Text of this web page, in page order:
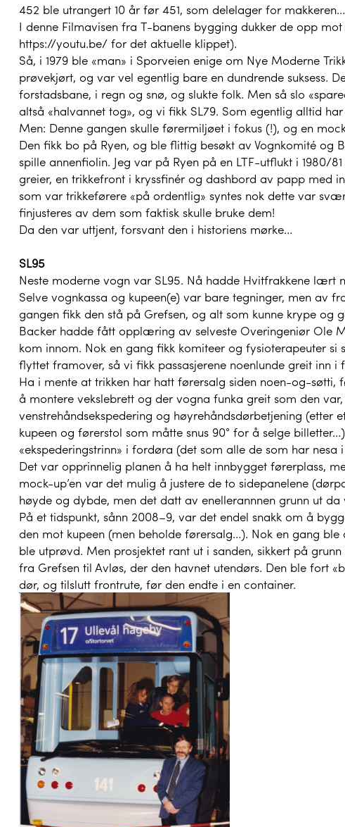
452 ble utrangert 10 år før 451, som delelager for makkeren…
I denne Filmavisen fra T-banens bygging dukker de opp
https://youtu.be/ for det aktuelle klippet).
Så, i 1979 ble «man» i Sporveien enige om Nye Moderne
prøvekjørt, og var vel egentlig bare en dundrende suksess.
forstadsbane, i regn og snø, og slukte folk. Men så slo
altså «halvannet tog», og vi fikk SL79. Som egentlig alltid
Men: Denne gangen skulle førermiljøet i fokus (!), og en
Den fikk bo på Ryen, og ble flittig besøkt av Vognkomité og
spille annenfiolin. Jeg var på Ryen på en LTF-utflukt i 1980/
greier, en trikkefront i kryssfinér og dashbord av papp med
som var trikkeførere «på ordentlig» syntes nok dette var
finjusteres av dem som faktisk skulle bruke dem!
Da den var uttjent, forsvant den i historiens mørke…
SL95
Neste moderne vogn var SL95. Nå hadde Hvitfrakkene lært
Selve vognkassa og kupeen(e) var bare tegninger, men av
gangen fikk den stå på Grefsen, og alt som kunne krype og
Backer hadde fått opplæring av selveste Overingeniør Ole
kom innom. Nok en gang fikk komiteer og fysioterapeuter si
flyttet framover, så vi fikk passasjerene noenlunde greit inn i
Ha i mente at trikken har hatt førersalg siden noen-og-søtti,
å montere vekslebrett og der vogna funka greit som den
venstrehåndsekspedering og høyrehåndsdørbetjening (etter
kupeen og førerstol som måtte snus 90° for å selge
«ekspederingstrinn» i fordøra (det som alle de som har
Det var opprinnelig planen å ha helt innbygget førerplass,
mock-up’en var det mulig å justere de to sidepanelene
høyde og dybde, men det datt av enellerannnen grunn ut da
På et tidspunkt, sånn 2008–9, var det endel snakk om å
den mot kupeen (men beholde førersalg…). Nok en gang
ble utprøvd. Men prosjektet rant ut i sanden, sikkert på
fra Grefsen til Avløs, der den havnet utendørs. Den ble fort
dør, og tilslutt frontrute, før den endte i en container.